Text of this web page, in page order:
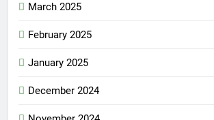
March 2025
February 2025
January 2025
December 2024